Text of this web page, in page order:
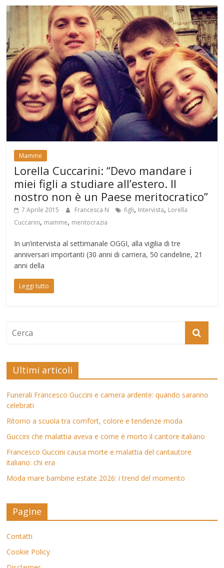
Mamme
Lorella Cuccarini: “Devo mandare i
miei figli a studiare all’estero. Il
nostro non è un Paese meritocratico”
7 Aprile 2015 Francesca N figli, Intervista, Lorella
Cuccarini, mamme, meritocrazia
In un’intervista al settimanale OGGI, alla vigilia di tre
anniversari importanti (30 anni di carriera, 50 candeline, 21
anni della
Leggi tutto
Ultimi articoli
Funerali Francesco Guccini e camera ardente: quando saranno
celebrati
Ritorno a scuola tra comfort, colore e tendenze moda
Guccini che malattia aveva e come è morto il cantore italiano
Francesco Guccini causa morte e malattia del cantautore
italiano: chi era
Moda mare bambine estate 2026: i trend del momento
Pagine
Contatti
Cookie Policy